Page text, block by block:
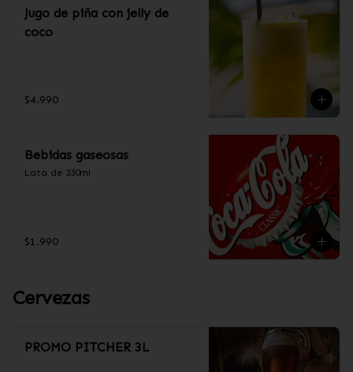
Jugo de piña con jelly de
coco
$4.990
Bebidas gaseosas
Lata de 330ml
$1.990
Cervezas
PROMO PITCHER 3L